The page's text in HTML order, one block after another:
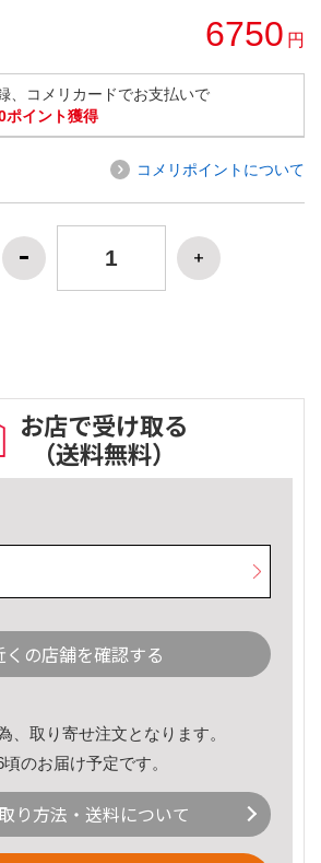
6750 円
、コメリカードでお支払いで
ポイント獲得
コメリポイントについて
お店で受け取る
（送料無料）
くの店舗を確認する
、取り寄せ注文となります。
のお届け予定です。
り方法・送料について